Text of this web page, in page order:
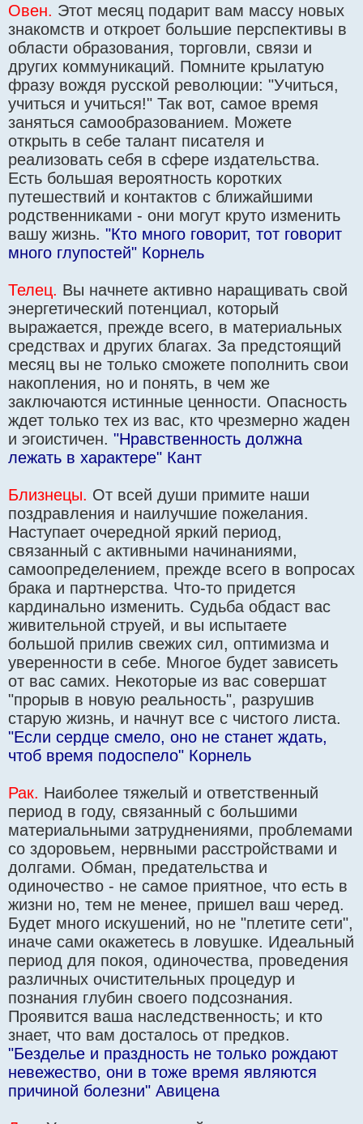
Овен. Этот месяц подарит вам массу новых
знакомств и откроет большие перспективы в
области образования, торговли, связи и
других коммуникаций. Помните крылатую
фразу вождя русской революции: "Учиться,
учиться и учиться!" Так вот, самое время
заняться самообразованием. Можете
открыть в себе талант писателя и
реализовать себя в сфере издательства.
Есть большая вероятность коротких
путешествий и контактов с ближайшими
родственниками - они могут круто изменить
вашу жизнь. "Кто много говорит, тот говорит
много глупостей" Корнель
Телец. Вы начнете активно наращивать свой
энергетический потенциал, который
выражается, прежде всего, в материальных
средствах и других благах. За предстоящий
месяц вы не только сможете пополнить свои
накопления, но и понять, в чем же
заключаются истинные ценности. Опасность
ждет только тех из вас, кто чрезмерно жаден
и эгоистичен. "Нравственность должна
лежать в характере" Кант
Близнецы. От всей души примите наши
поздравления и наилучшие пожелания.
Наступает очередной яркий период,
связанный с активными начинаниями,
самоопределением, прежде всего в вопросах
брака и партнерства. Что-то придется
кардинально изменить. Судьба обдаст вас
живительной струей, и вы испытаете
большой прилив свежих сил, оптимизма и
уверенности в себе. Многое будет зависеть
от вас самих. Некоторые из вас совершат
"прорыв в новую реальность", разрушив
старую жизнь, и начнут все с чистого листа.
"Если сердце смело, оно не станет ждать,
чтоб время подоспело" Корнель
Рак. Наиболее тяжелый и ответственный
период в году, связанный с большими
материальными затруднениями, проблемами
со здоровьем, нервными расстройствами и
долгами. Обман, предательства и
одиночество - не самое приятное, что есть в
жизни но, тем не менее, пришел ваш черед.
Будет много искушений, но не "плетите сети",
иначе сами окажетесь в ловушке. Идеальный
период для покоя, одиночества, проведения
различных очистительных процедур и
познания глубин своего подсознания.
Проявится ваша наследственность; и кто
знает, что вам досталось от предков.
"Безделье и праздность не только рождают
невежество, они в тоже время являются
причиной болезни" Авицена